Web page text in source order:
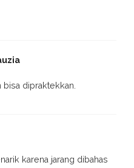
bisa dipraktekkan.
karena jarang dibahas